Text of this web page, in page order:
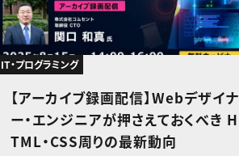
IT・プログラミング
【アーカイブ録画配信】Webデザイナ
ー・エンジニアが押さえておくべき H
TML・CSS周りの最新動向